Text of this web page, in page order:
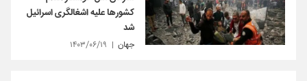
کشورها علیه اشغالگری اسرائیل
شد
جهان ۱۴۰۳/۰۶/۱۹